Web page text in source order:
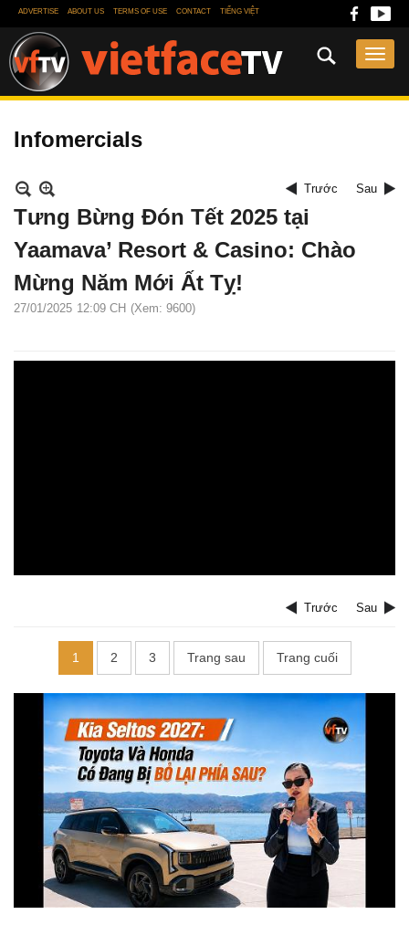
ADVERTISE ABOUT US TERMS OF USE CONTACT TIẾNG VIỆT
Infomercials
Trước Sau
Tưng Bừng Đón Tết 2025 tại
Yaamava’ Resort & Casino: Chào
Mừng Năm Mới Ất Tỵ!
27/01/2025 12:09 CH (Xem: 9600)
Trước Sau
1 2 3 Trang sau Trang cuối